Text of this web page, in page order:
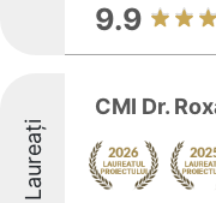
9.9
Laureați
CMI Dr.